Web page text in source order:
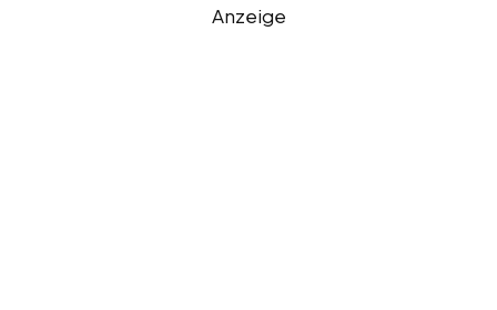
Anzeige